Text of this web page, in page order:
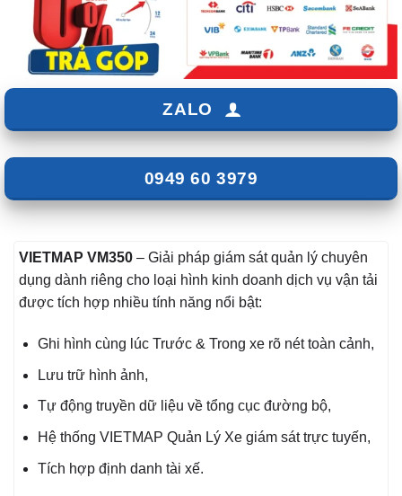
ZALO
0949 60 3979
VIETMAP VM350 – Giải pháp giám sát quản lý chuyên
dụng dành riêng cho loại hình kinh doanh dịch vụ vận tải
được tích hợp nhiều tính năng nổi bật:
Ghi hình cùng lúc Trước & Trong xe rõ nét toàn cảnh,
Lưu trữ hình ảnh,
Tự động truyền dữ liệu về tổng cục đường bộ,
Hệ thống VIETMAP Quản Lý Xe giám sát trực tuyến,
Tích hợp định danh tài xế.